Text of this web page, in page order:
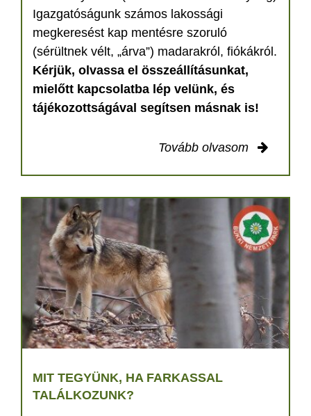
Igazgatóságunk számos lakossági
megkeresést kap mentésre szoruló
(sérültnek vélt, „árva”) madarakról, fiókákról.
Kérjük, olvassa el összeállításunkat,
mielőtt kapcsolatba lép velünk, és
tájékozottságával segítsen másnak is!
Tovább olvasom
MIT TEGYÜNK, HA FARKASSAL
TALÁLKOZUNK?